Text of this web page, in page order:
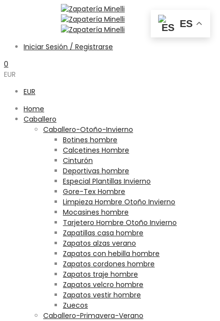
Iniciar Sesión / Registrarse
0
EUR
EUR
Home
Caballero
Caballero-Otoño-Invierno
Botines hombre
Calcetines Hombre
Cinturón
Deportivas hombre
Especial Plantillas Invierno
Gore-Tex Hombre
Limpieza Hombre Otoño Invierno
Mocasines hombre
Tarjetero Hombre Otoño Invierno
Zapatillas casa hombre
Zapatos alzas verano
Zapatos con hebilla hombre
Zapatos cordones hombre
Zapatos traje hombre
Zapatos velcro hombre
Zapatos vestir hombre
Zuecos
Caballero-Primavera-Verano
ES